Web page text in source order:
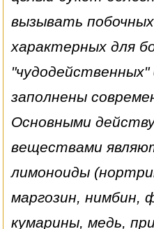
вызывать
характерных для
заполнены
Основными
веществами
лимоноиды
маргозин, нимбин,
кумарины, медь,